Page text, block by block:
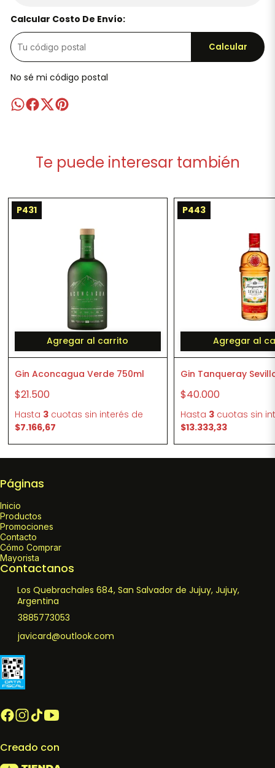
Calcular Costo De Envío:
Calcular
No sé mi código postal
Te puede interesar también
P431
Agregar al carrito
Gin Aconcagua Verde 750ml
$21.500
Hasta 3cuotas sin interés de
$7.166,67
P443
Agregar al
Gin Tanqueray
$40.000
Hasta 3 cuotas sin
$13.333,33
Páginas
Inicio
Productos
Promociones
Contacto
Cómo Comprar
Mayorista
Contactanos
Los Quebrachales 684, San Salvador de Jujuy, Jujuy,
Argentina
3885773053
javicard@outlook.com
Creado con